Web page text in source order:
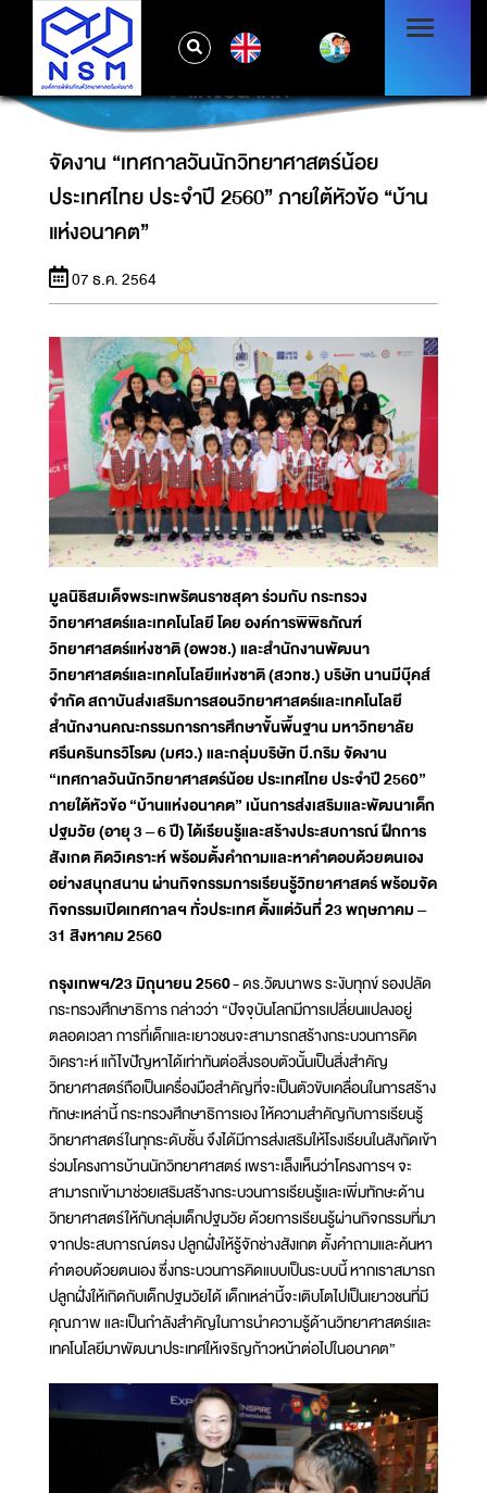
จัดงาน “เทศกาลวันนักวิทยาศาสตร์น้อย
ประเทศไทย ประจำปี 2560” ภายใต้หัวข้อ “บ้าน
แห่งอนาคต”
จัดงาน “เทศกาลวันนักวิทยาศาสตร์น้อย
ประเทศไทย ประจำปี 2560” ภายใต้หัวข้อ “บ้าน
แห่งอนาคต”
07 ธ.ค. 2564
มูลนิธิสมเด็จพระเทพรัตนราชสุดา ร่วมกับ กระทรวง
วิทยาศาสตร์และเทคโนโลยี โดย องค์การพิพิธภัณฑ์
วิทยาศาสตร์แห่งชาติ (อพวช.) และสำนักงานพัฒนา
วิทยาศาสตร์และเทคโนโลยีแห่งชาติ (สวทช.) บริษัท นานมีบุ๊คส์
จำกัด สถาบันส่งเสริมการสอนวิทยาศาสตร์และเทคโนโลยี
สำนักงานคณะกรรมการการศึกษาขั้นพื้นฐาน มหาวิทยาลัย
ศรีนครินทรวิโรฒ (มศว.) และกลุ่มบริษัท บี.กริม จัดงาน
“เทศกาลวันนักวิทยาศาสตร์น้อย ประเทศไทย ประจำปี 2560”
ภายใต้หัวข้อ “บ้านแห่งอนาคต” เน้นการส่งเสริมและพัฒนาเด็ก
ปฐมวัย (อายุ 3 – 6 ปี) ได้เรียนรู้และสร้างประสบการณ์ ฝึกการ
สังเกต คิดวิเคราะห์ พร้อมตั้งคำถามและหาคำตอบด้วยตนเอง
อย่างสนุกสนาน ผ่านกิจกรรมการเรียนรู้วิทยาศาสตร์ พร้อมจัด
กิจกรรมเปิดเทศกาลฯ ทั่วประเทศ ตั้งแต่วันที่ 23 พฤษภาคม –
31 สิงหาคม 2560
กรุงเทพฯ/23 มิถุนายน 2560- ดร.วัฒนาพร ระงับทุกข์ รองปลัด
กระทรวงศึกษาธิการ กล่าวว่า “ปัจจุบันโลกมีการเปลี่ยนแปลงอยู่
ตลอดเวลา การที่เด็กและเยาวชนจะสามารถสร้างกระบวนการคิด
วิเคราะห์ แก้ไขปัญหาได้เท่าทันต่อสิ่งรอบตัวนั้นเป็นสิ่งสำคัญ
วิทยาศาสตร์ถือเป็นเครื่องมือสำคัญที่จะเป็นตัวขับเคลื่อนในการสร้าง
ทักษะเหล่านี้ กระทรวงศึกษาธิการเอง ให้ความสำคัญกับการเรียนรู้
วิทยาศาสตร์ในทุกระดับชั้น จึงได้มีการส่งเสริมให้โรงเรียนในสังกัดเข้า
ร่วมโครงการบ้านนักวิทยาศาสตร์ เพราะเล็งเห็นว่าโครงการฯ จะ
สามารถเข้ามาช่วยเสริมสร้างกระบวนการเรียนรู้และเพิ่มทักษะด้าน
วิทยาศาสตร์ให้กับกลุ่มเด็กปฐมวัย ด้วยการเรียนรู้ผ่านกิจกรรมที่มา
จากประสบการณ์ตรง ปลูกฝั่งให้รู้จักช่างสังเกต ตั้งคำถามและค้นหา
คำตอบด้วยตนเอง ซึ่งกระบวนการคิดแบบเป็นระบบนี้ หากเราสมารถ
ปลูกฝั่งให้เกิดกับเด็กปฐมวัยได้ เด็กเหล่านี้จะเติบโตไปเป็นเยาวชนที่มี
คุณภาพ และเป็นกำลังสำคัญในการนำความรู้ด้านวิทยาศาสตร์และ
เทคโนโลยีมาพัฒนาประเทศให้เจริญก้าวหน้าต่อไปในอนาคต”